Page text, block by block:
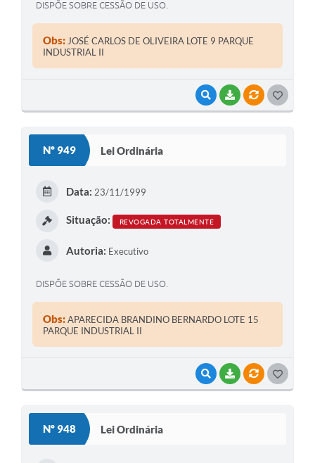
VISUALIZAR
BAIXARVÍNCULOS
DISPÕE SOBRE CESSÃO DE USO.
Obs: JOSÉ CARLOS DE OLIVEIRA LOTE 9 PARQUE
INDUSTRIAL II
Nº 949 Lei Ordinária
VISUALIZAR
BAIXARVÍNCULOS
Data: 23/11/1999
Situação: REVOGADA TOTALMENTE
Autoria: Executivo
DISPÕE SOBRE CESSÃO DE USO.
Obs:APARECIDA BRANDINO BERNARDO LOTE 15
PARQUE INDUSTRIAL II
Nº 948 Lei Ordinária